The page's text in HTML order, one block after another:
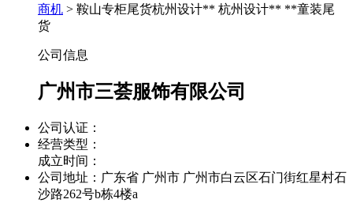
商机 > 鞍山专柜尾货杭州设计** 杭州设计** **童装尾
货
公司信息
广州市三荟服饰有限公司
公司认证：
经营类型：
成立时间：
公司地址： 广东省 广州市 广州市白云区石门街红星村石
沙路262号b栋4楼a